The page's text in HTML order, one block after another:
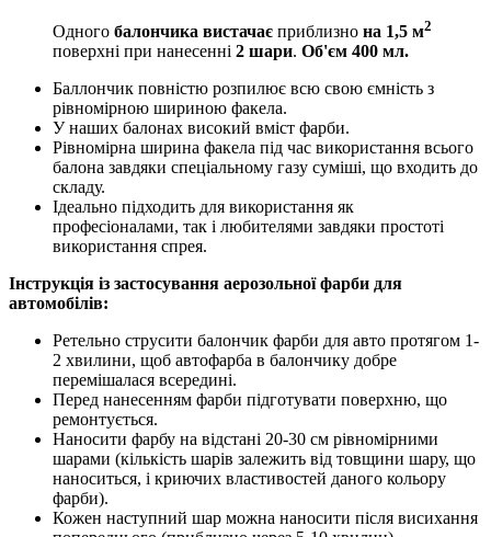
Одного балончика вистачає приблизно на 1,5 м2
поверхні при нанесенні 2 шари. Об'єм 400 мл.
Баллончик повністю розпилює всю свою ємність з
рівномірною шириною факела.
У наших балонах високий вміст фарби.
Рівномірна ширина факела під час використання всього
балона завдяки спеціальному газу суміші, що входить до
складу.
Ідеально підходить для використання як
професіоналами, так і любителями завдяки простоті
використання спрея.
Інструкція із застосування аерозольної фарби для
автомобілів:
Ретельно струсити балончик фарби для авто протягом 1-
2 хвилини, щоб автофарба в балончику добре
перемішалася всередині.
Перед нанесенням фарби підготувати поверхню, що
ремонтується.
Наносити фарбу на відстані 20-30 см рівномірними
шарами (кількість шарів залежить від товщини шару, що
наноситься, і криючих властивостей даного кольору
фарби).
Кожен наступний шар можна наносити після висихання